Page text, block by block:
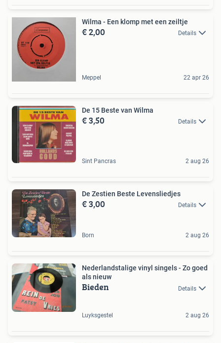
Wilma - Een klomp met een zeiltje
€ 2,00 Details
Meppel 22 apr 26
De 15 Beste van Wilma
€ 3,50 Details
Sint Pancras 2 aug 26
De Zestien Beste Levensliedjes
€ 3,00 Details
Born 2 aug 26
Nederlandstalige vinyl singels - Zo goed
als nieuw
Bieden Details
Luyksgestel 2 aug 26